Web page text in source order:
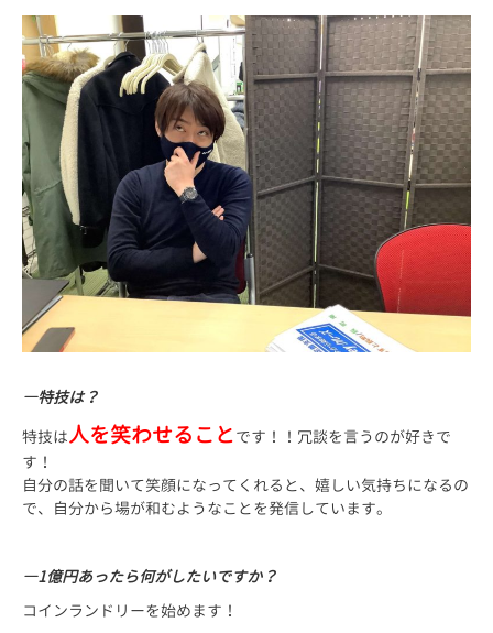
―特技は？
特技は人を笑わせることです！！冗談を言うのが好きで
す！
自分の話を聞いて笑顔になってくれると、嬉しい気持ちになるの
で、自分から場が和むようなことを発信しています。
―1億円あったら何がしたいですか？
コインランドリーを始めます！